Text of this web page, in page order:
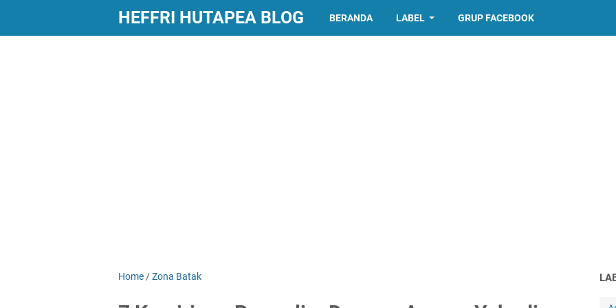
HEFFRI HUTAPEA BLOG BERANDA LABEL GRUP FACEBOOK
Home /Zona Batak